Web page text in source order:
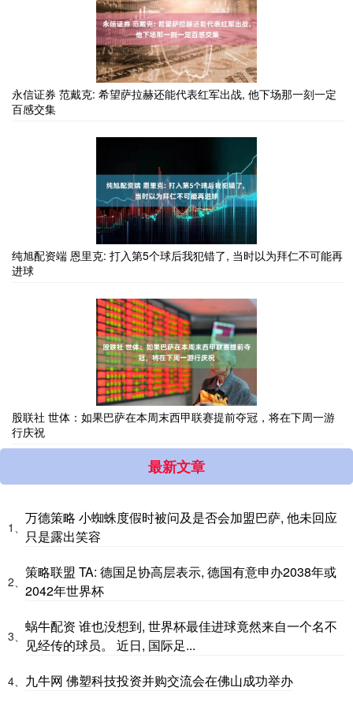
永信证券 范戴克: 希望萨拉赫还能代表红军出战, 他下场那一刻一定
百感交集
纯旭配资端 恩里克: 打入第5个球后我犯错了, 当时以为拜仁不可能再
进球
股联社 世体：如果巴萨在本周末西甲联赛提前夺冠，将在下周一游
行庆祝
最新文章
1、
万德策略 小蜘蛛度假时被问及是否会加盟巴萨, 他未回应
只是露出笑容
2、
策略联盟 TA: 德国足协高层表示, 德国有意申办2038年或
2042年世界杯
3、
蜗牛配资 谁也没想到, 世界杯最佳进球竟然来自一个名不
见经传的球员。 近日, 国际足...
4、 九牛网 佛塑科技投资并购交流会在佛山成功举办